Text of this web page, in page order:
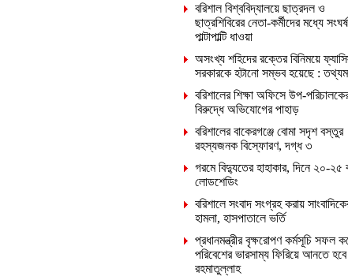
বরিশাল বিশ্ববিদ্যালয়ে ছাত্রদল ও
ছাত্রশিবিরের নেতা-কর্মীদের মধ্যে
পাল্টাপাল্টি ধাওয়া
অসংখ্য শহিদের রক্তের বিনিময়ে
সরকারকে হটানো সম্ভব হয়েছে :
বরিশালের শিক্ষা অফিসে উপ-
বিরুদ্ধে অভিযোগের পাহাড়
বরিশালের বাকেরগঞ্জে বোমা সদৃশ বস্তুর
রহস্যজনক বিস্ফোরণ, দগ্ধ ৩
গরমে বিদ্যুতের হাহাকার, দিনে ২০-২৫
লোডশেডিং
বরিশালে সংবাদ সংগ্রহ করায়
হামলা, হাসপাতালে ভর্তি
প্রধানমন্ত্রীর বৃক্ষরোপণ কর্মসূচি সফল
পরিবেশের ভারসাম্য ফিরিয়ে আনতে
রহমাতুল্লাহ